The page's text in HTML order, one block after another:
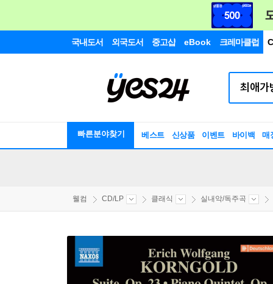
국내도서 외국도서 중고샵 eBook 크레마클럽
빠른분야찾기 베스트 신상품 이벤트 바이백 매
웰컴 CD/LP 클래식 실내악/독주곡